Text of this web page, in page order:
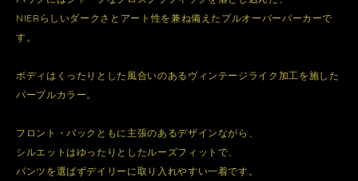
NIERらしいダークさとアート性を兼ね備えたプルオーバーパーカーで
す。
ボディはくったりとした風合いのあるヴィンテージライク加工を施した
パープルカラー。
フロント・バックともに主張のあるデザインながら、
シルエットはゆったりとしたルーズフィットで、
パンツを選ばずデイリーに取り入れやすい一着です。